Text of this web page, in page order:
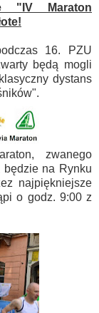
"IV Maraton
16. PZU
będą mogli
dystans
zwanego
będzie na Rynku
najpiękniejsze
o godz. 9:00 z